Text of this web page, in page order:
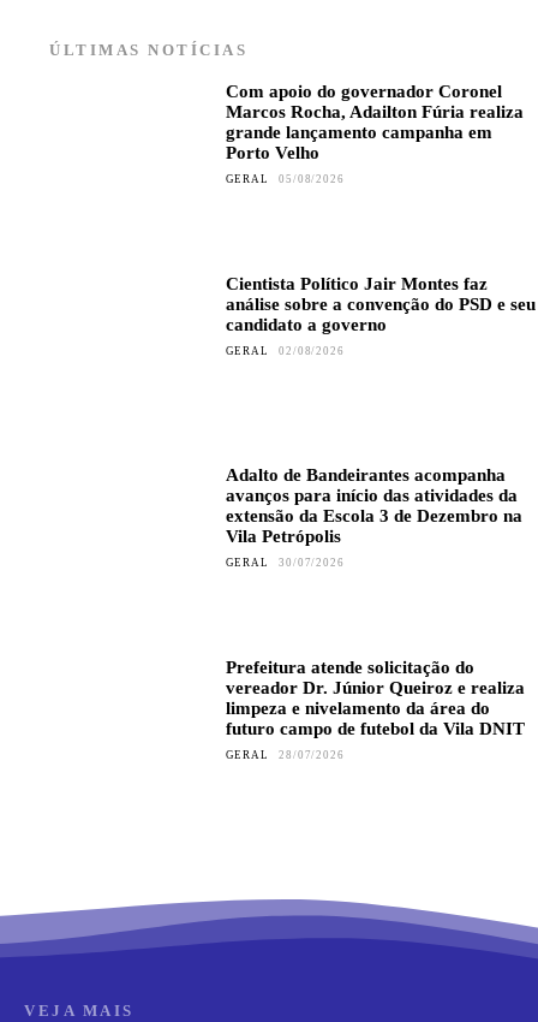
ÚLTIMAS NOTÍCIAS
Com apoio do governador Coronel
Marcos Rocha, Adailton Fúria realiza
grande lançamento campanha em
Porto Velho
GERAL 05/08/2026
Cientista Político Jair Montes faz
análise sobre a convenção do PSD e seu
candidato a governo
GERAL 02/08/2026
Adalto de Bandeirantes acompanha
avanços para início das atividades da
extensão da Escola 3 de Dezembro na
Vila Petrópolis
GERAL 30/07/2026
Prefeitura atende solicitação do
vereador Dr. Júnior Queiroz e realiza
limpeza e nivelamento da área do
futuro campo de futebol da Vila DNIT
GERAL 28/07/2026
VEJA MAIS